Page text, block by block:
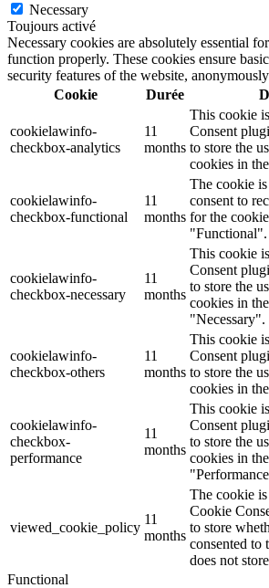
Necessary
Toujours activé
Necessary cookies are absolutely essential
function properly. These cookies ensure
security features of the website,
Cookie
Durée
cookielawinfo-
checkbox-analytics
11
months
This cookie
Consent
to store the
cookies in
cookielawinfo-
checkbox-functional
11
months
The cookie
consent to
for the
"Functional".
cookielawinfo-
checkbox-necessary
11
months
This cookie
Consent
to store the
cookies in
"Necessary".
cookielawinfo-
checkbox-others
11
months
This cookie
Consent
to store the
cookies in
cookielawinfo-
checkbox-
performance
11
months
This cookie
Consent
to store the
cookies in
viewed_cookie_policy
11
months
The cookie
Cookie
to store
consented to
does not
Functional